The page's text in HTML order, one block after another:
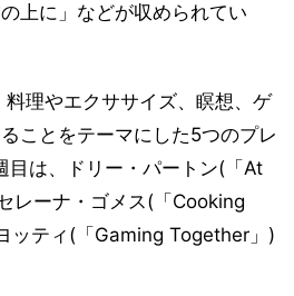
上に」などが収められてい
理やエクササイズ、瞑想、ゲ
ことをテーマにした5つのプレ
目は、ドリー・パートン(「At
レーナ・ゴメス(「Cooking
ッティ(「Gaming Together」)